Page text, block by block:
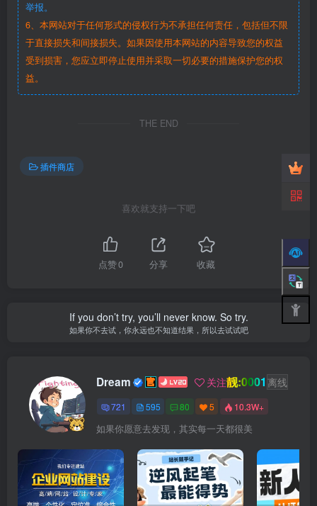
举报。
6、本网站对于任何形式的侵权行为不承担任何责任，包括但不限
于直接损失和间接损失。如果因使用本网站的内容导致您的权益
受到损害，您应立即停止使用并采取一切必要的措施保护您的权
益。
THE END
插件商店
喜欢就支持一下吧
点赞0 分享 收藏
If you don’t try, you’ll never know. So try.
如果你不去试，你永远也不知道结果，所以去试试吧
Dream 关注靓:0001 离线
721 595 80 5 10.3W+
如果你愿意去发现，其实每一天都很美